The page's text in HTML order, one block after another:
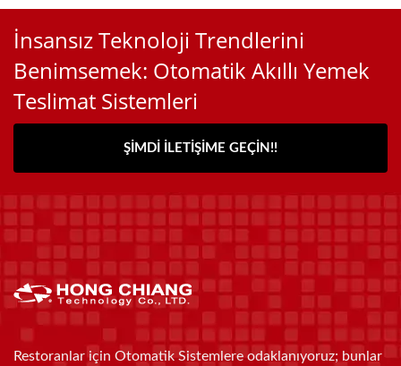
İnsansız Teknoloji Trendlerini
Benimsemek: Otomatik Akıllı Yemek
Teslimat Sistemleri
ŞIMDI İLETIŞIME GEÇIN!!
Restoranlar için Otomatik Sistemlere odaklanıyoruz; bunlar